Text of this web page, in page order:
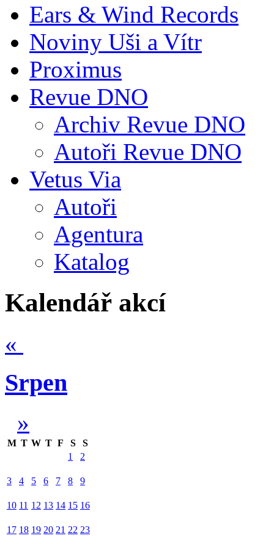
Ears & Wind Records
Noviny Uši a Vítr
Proximus
Revue DNO
Archiv Revue DNO
Autoři Revue DNO
Vetus Via
Autoři
Agentura
Katalog
Kalendář akcí
«
Srpen
»
M T W T F S
S
1
2
3 4 5 6 7 8 9
10 11 12 13 14 15 16
17 18 19 20 21 22 23